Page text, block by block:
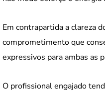
Em contrapartida a clareza
comprometimento que
expressivos para ambas as
O profissional engajado